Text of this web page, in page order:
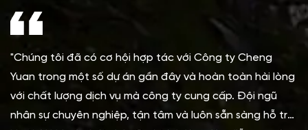
hội hợp tác với Công ty Cheng
án gần đây và hoàn toàn hài lòng
mà công ty cung cấp. Đội ngũ
tận tâm và luôn sẵn sàng hỗ trợ
"Cheng Yuan thể hiện
kế hoạch nhằm phù
giúp chúng tôi tối ưu
biệt đánh giá cao